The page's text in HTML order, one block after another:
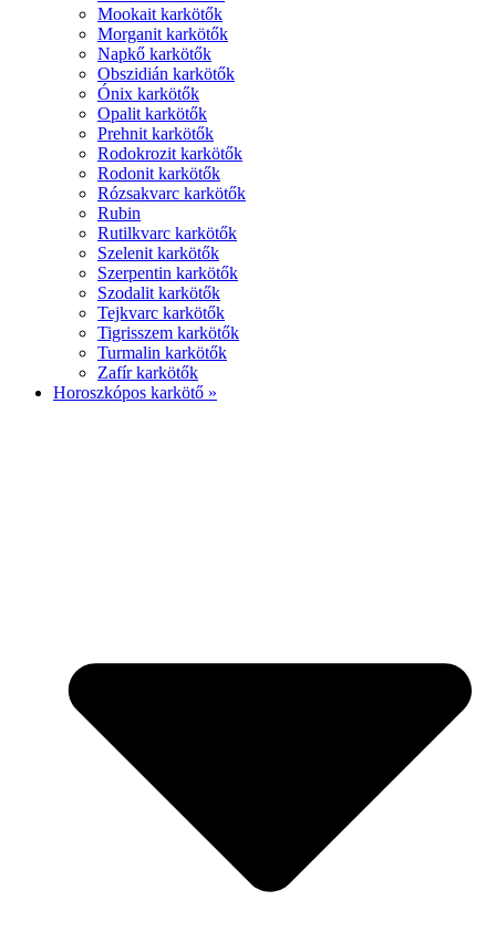
Mookait karkötők
Morganit karkötők
Napkő karkötők
Obszidián karkötők
Ónix karkötők
Opalit karkötők
Prehnit karkötők
Rodokrozit karkötők
Rodonit karkötők
Rózsakvarc karkötők
Rubin
Rutilkvarc karkötők
Szelenit karkötők
Szerpentin karkötők
Szodalit karkötők
Tejkvarc karkötők
Tigrisszem karkötők
Turmalin karkötők
Zafír karkötők
Horoszkópos karkötő »